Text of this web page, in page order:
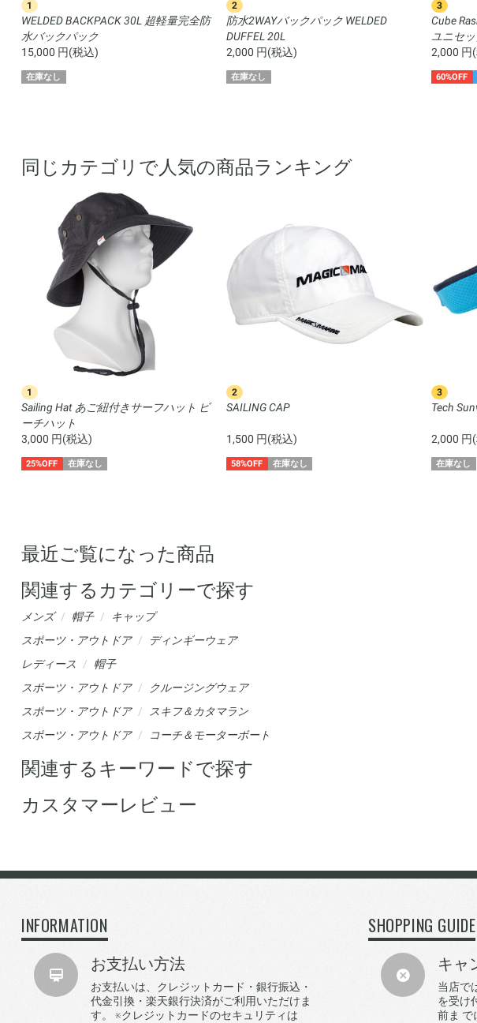
1
WELDED BACKPACK 30L 超軽量完全防
水バックパック
15,000 円(税込)
在庫なし
2
防水2WAYバックパック WELDED
DUFFEL 20L
2,000 円(税込)
在庫なし
3
Cube
ユニセ
2,000 円
60%OFF
同じカテゴリで人気の商品ランキング
1
Sailing Hat あご紐付きサーフハット ビ
ーチハット
3,000 円(税込)
25%OFF 在庫なし
2
SAILING CAP
1,500 円(税込)
58%OFF 在庫なし
3
Tech
2,000 円
在庫なし
最近ご覧になった商品
関連するカテゴリーで探す
メンズ 帽子
キャップ
スポーツ・アウトドア
ディンギーウェア
レディース
帽子
スポーツ・アウトドア
クルージングウェア
スポーツ・アウトドア
スキフ＆カタマラン
スポーツ・アウトドア
コーチ＆モーターボート
関連するキーワードで探す
カスタマーレビュー
INFORMATION
お支払い方法
お支払いは、クレジットカード・銀行振込・
代金引換・楽天銀行決済がご利用いただけま
す。 ※クレジットカードのセキュリティは
SHOPPING GUIDE
キャ
当店で
を受け
前ま で